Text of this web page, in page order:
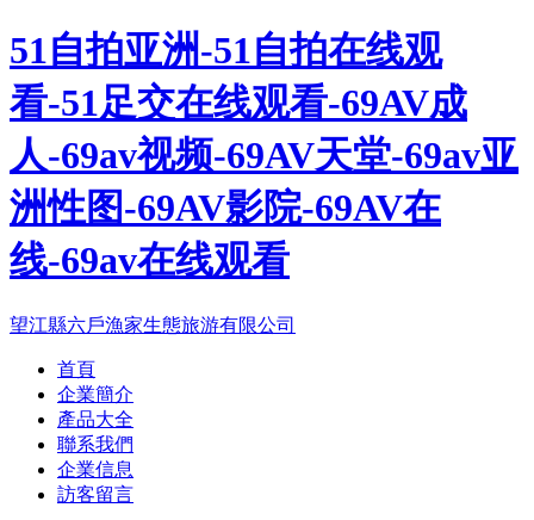
51自拍亚洲-51自拍在线观
看-51足交在线观看-69AV成
人-69av视频-69AV天堂-69av亚
洲性图-69AV影院-69AV在
线-69av在线观看
望江縣六戶漁家生態旅游有限公司
首頁
企業簡介
產品大全
聯系我們
企業信息
訪客留言